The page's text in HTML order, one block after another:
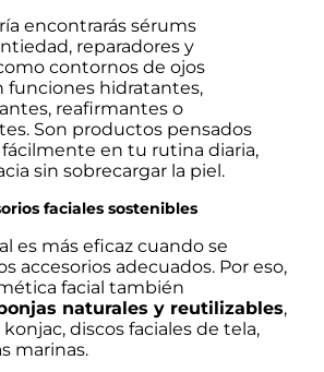
encontrarás sérums
reparadores y
contornos de ojos
funciones hidratantes,
reafirmantes o
Son productos pensados
fácilmente en tu rutina diaria,
sin sobrecargar la piel.
faciales sostenibles
es más eficaz cuando se
accesorios adecuados. Por eso,
facial también
naturales y reutilizables,
discos faciales de tela,
marinas.